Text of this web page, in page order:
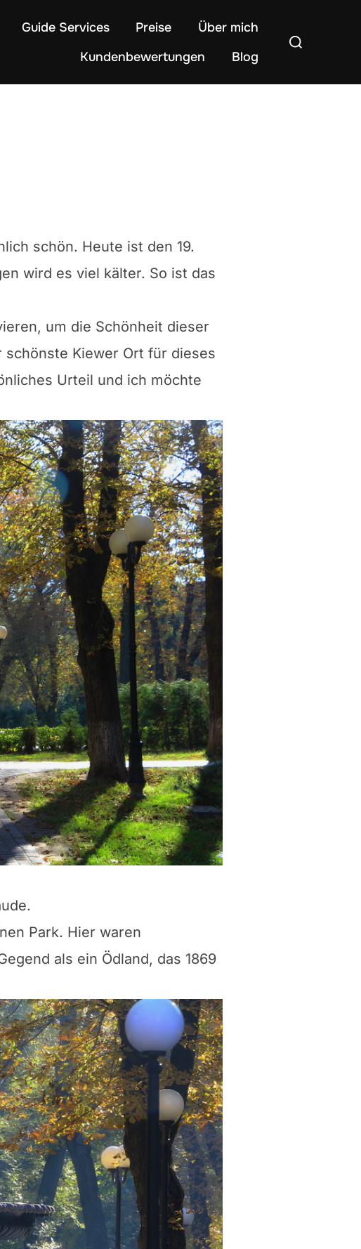
Guide Services Preise
Über mich
Kundenbewertungen
Blog
Suchen
schön. Heute ist den 19.
wird es viel kälter. So ist das
um die Schönheit dieser
Kiewer Ort für dieses
Urteil und ich möchte
Park. Hier waren
als ein Ödland, das 1869